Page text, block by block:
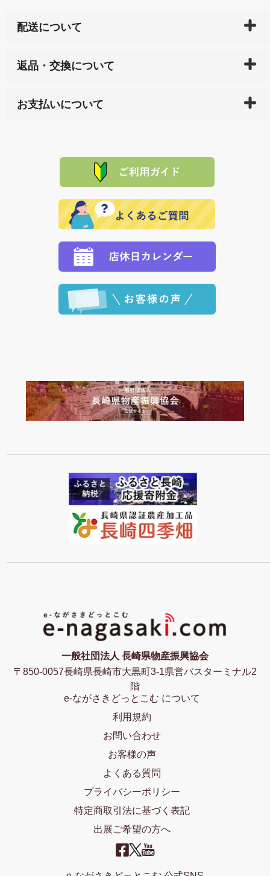
配送について
天ペイ」の方はご注文受付後）、 長崎県下全域に点在
サイト内で購入された商品の送料は、こちらの
全国送
れの生産メーカーからお客様の元へ直送いたしますの
で、 それぞれ個別に送料が必要になります。
返品・交換について
または配送途中の 事故などで不都合が生じている場合
品代金を返金いたします。）
その際は誠に申し訳ありませんが、当協会までご注文
願いいたします。
お支払いについて
た場合、お客様からの ご入金を確認した後で、商品を
定された場合は、準備出来次第の便にてお送りいたし
ます。 （到着日指定をされている場合は、ご指定の日
程に合わせてお届けいたします。）
一般社団法人 長崎県物産振興協会
〒850-0057長崎県長崎市大黒町3-1県営バスターミナル2
階
e-ながさきどっとこむ について
利用規約
お問い合わせ
お客様の声
よくある質問
プライバシーポリシー
特定商取引法に基づく表記
出展ご希望の方へ